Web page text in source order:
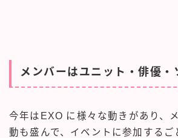
メンバーはユニット・俳優・
今年はEXO に様々な動きがあり、
動も盛んで、イベントに参加するご